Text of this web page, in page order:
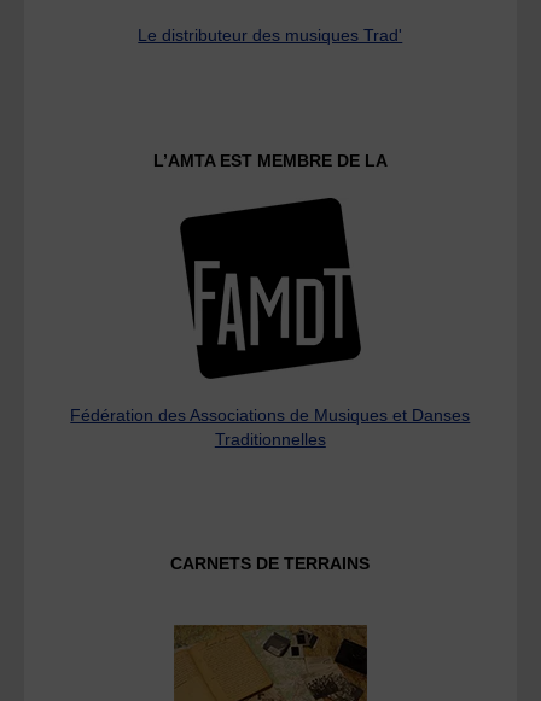
Le distributeur des musiques Trad'
L’AMTA EST MEMBRE DE LA
Fédération des Associations de Musiques et Danses
Traditionnelles
CARNETS DE TERRAINS